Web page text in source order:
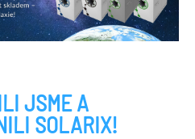
JSME A
SOLARIX!